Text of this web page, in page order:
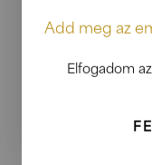
Elfogadom az